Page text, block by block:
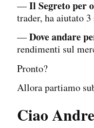
—Il Segreto per
trader, ha aiutato
—Dove andare
rendimenti sul
Pronto?
Allora partiamo
Ciao